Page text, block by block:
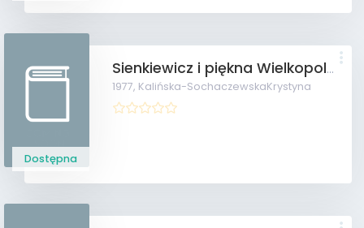
Dostępna
Sienkiewicz i piękna Wielkopolanka
1977, Kalińska-SochaczewskaKrystyna